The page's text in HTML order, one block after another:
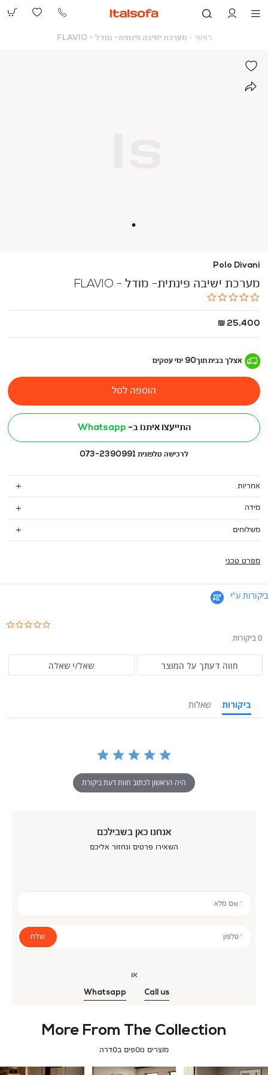
073-
ראשי ראשי
מערכת ישיבה פינתית- מודל - FLAVIO
Polo Divani
מערכת ישיבה פינתית- מודל - FLAVIO
החל
25,400 ₪
אצלך בביתתוך90 ימי עסקים
הוספה לסל
התייעצו איתנו ב- Whatsapp
לרכישה טלפונית 073-2390991
אחריות
מידה
משלוחים
מפרט טכני
ביקורות ע"י
0 ביקורות
חווה דעתך על המוצר שאל/י שאלה
ביקורות שאלות
היה הראשון לכתוב חוות דעת ביקורת
אנחנו כאן בשבילכם
השאירו פרטים ונחזור אליכם
* שם מלא
* טלפון שלח
או
Call us
Whatsapp
More From The Collection
מוצרים נוספים בסדרה